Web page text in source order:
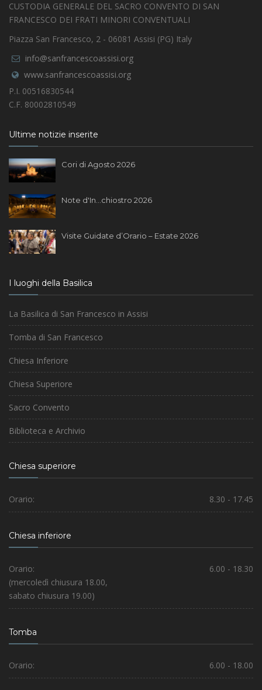
CUSTODIA GENERALE DEL SACRO CONVENTO DI SAN
FRANCESCO DEI FRATI MINORI CONVENTUALI
Piazza San Francesco, 2 - 06081 Assisi (PG) Italy
info@sanfrancescoassisi.org
www.sanfrancescoassisi.org
P.I. 00516830544
C.F. 80002810549
Ultime notizie inserite
Cori di Agosto 2026
Note d'In...chiostro 2026
Visite Guidate d’Orario – Estate 2026
I luoghi della Basilica
La Basilica di San Francesco in Assisi
Tomba di San Francesco
Chiesa Inferiore
Chiesa Superiore
Sacro Convento
Biblioteca e Archivio
Chiesa superiore
Orario: 8.30 - 17.45
Chiesa inferiore
Orario:
6.00 - 18.30
(mercoledì chiusura 18.00,
sabato chiusura 19.00)
Tomba
Orario: 6.00 - 18.00